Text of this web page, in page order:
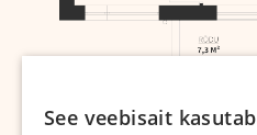
See veebisait kasutab